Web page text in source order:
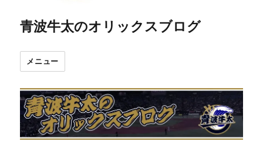
青波牛太のオリックスブログ
メニュー